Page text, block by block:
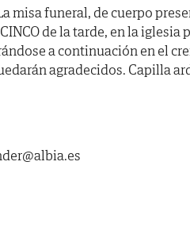
misa funeral, de cuerpo
de la tarde, en la iglesia
a continuación en el
agradecidos. Capilla